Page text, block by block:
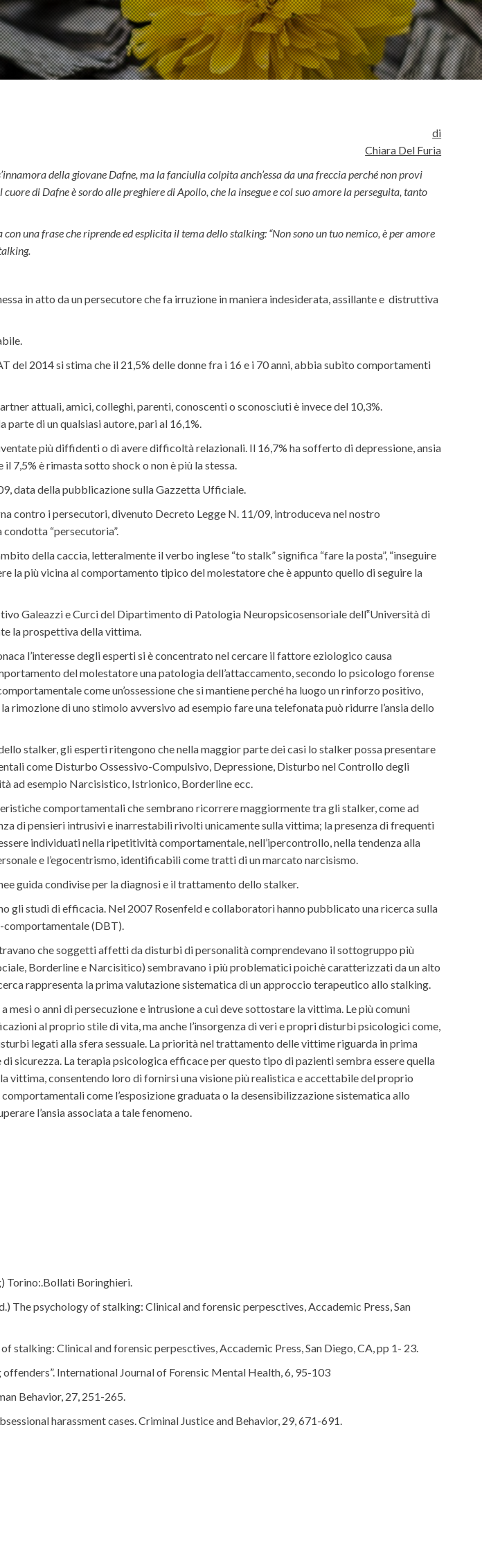
di
Chiara Del Furia
della giovane Dafne, ma la fanciulla colpita anch’essa da una freccia perché non provi
di Dafne è sordo alle preghiere di Apollo, che la inseguee col suo amore la perseguita, tanto
una frase che riprende ed esplicita il tema dello stalking: “Non sono un tuo nemico, è per amore
in atto da un persecutore che fa irruzione in maniera indesiderata, assillante e distruttiva
del 2014 si stima che il 21,5% delle donne fra i 16 e i 70 anni, abbia subito comportamenti
attuali, amici, colleghi, parenti, conoscenti o sconosciuti è invece del 10,3%.
di un qualsiasi autore, pari al 16,1%.
più diffidenti o di avere difficoltà relazionali. Il 16,7% ha sofferto di depressione, ansia
7,5% è rimasta sotto shock o non è più la stessa.
data della pubblicazione sulla Gazzetta Ufficiale.
contro i persecutori, divenuto Decreto Legge N. 11/09, introduceva nel nostro
“persecutoria”.
della caccia, letteralmente il verbo inglese “to stalk” significa “fare la posta”, “inseguire
la più vicina al comportamento tipico del molestatore che è appunto quello di seguire la
Galeazzi e Curci del Dipartimento di Patologia Neuropsicosensoriale dell‟Università di
la prospettiva della vittima.
l’interesse degli esperti si è concentrato nel cercare il fattore eziologico causa
del molestatore una patologia dell’attaccamento, secondo lo psicologo forense
come un’ossessione che si mantiene perché ha luogo un rinforzo positivo,
di uno stimolo avversivo ad esempio fare una telefonata può ridurre l’ansia dello
stalker, gli esperti ritengono che nella maggior parte dei casi lo stalker possa presentare
come Disturbo Ossessivo-Compulsivo, Depressione, Disturbo nel Controllo degli
ad esempio Narcisistico, Istrionico, Borderline ecc.
comportamentali che sembrano ricorrere maggiormente tra gli stalker, come ad
di pensieri intrusivi e inarrestabili rivolti unicamente sulla vittima; la presenza di frequenti
individuati nella ripetitività comportamentale, nell’ipercontrollo, nella tendenza alla
e l’egocentrismo, identificabili come tratti di un marcato narcisismo.
guida condivise per la diagnosi e il trattamento dello stalker.
gli studi di efficacia. Nel 2007 Rosenfeld e collaboratori hanno pubblicato una ricerca sulla
comportamentale (DBT).
che soggetti affetti da disturbi di personalità comprendevano il sottogruppo più
Borderline e Narcisitico) sembravano i più problematici poichè caratterizzati da un alto
rappresenta la prima valutazione sistematica di un approccio terapeutico allo stalking.
o anni di persecuzione e intrusione a cui deve sottostare la vittima. Le più comuni
al proprio stile di vita, ma anche l’insorgenza di veri e propri disturbi psicologici come,
legati alla sfera sessuale. La priorità nel trattamento delle vittime riguarda in prima
La terapia psicologica efficace per questo tipo di pazienti sembra essere quella
vittima, consentendo loro di fornirsi una visione più realistica e accettabile del proprio
come l’esposizione graduata o la desensibilizzazione sistematica allo
l’ansia associata a tale fenomeno.
Torino:.Bollati Boringhieri.
The psychology of stalking: Clinical and forensic perpesctives, Accademic Press, San
stalking: Clinical and forensic perpesctives, Accademic Press, San Diego, CA, pp 1- 23.
International Journal of Forensic Mental Health, 6, 95-103
Behavior, 27, 251-265.
harassment cases. Criminal Justice and Behavior, 29, 671-691.